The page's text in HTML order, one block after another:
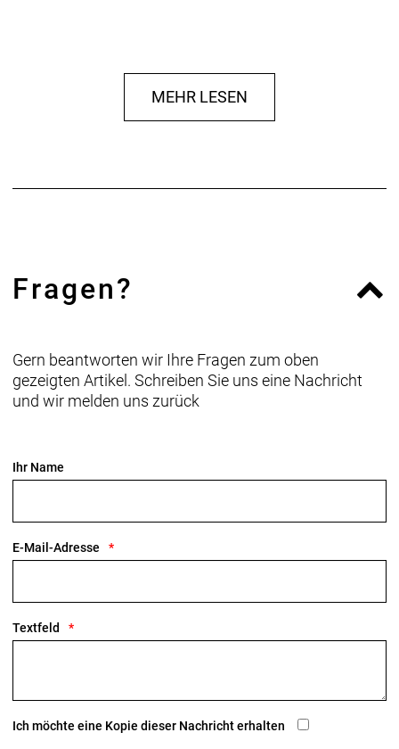
MEHR LESEN
Fragen?
Gern beantworten wir Ihre Fragen zum oben
gezeigten Artikel. Schreiben Sie uns eine Nachricht
und wir melden uns zurück
Ihr Name
E-Mail-Adresse
Textfeld
Ich möchte eine Kopie dieser Nachricht erhalten